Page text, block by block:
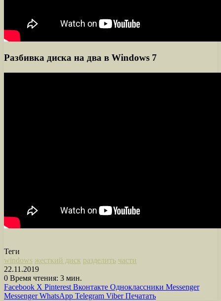
Разбивка диска на два в Windows 7
Теги
windows жесткий диск разделить части
22.11.2019
0 Время чтения: 3 мин.
Facebook X Pinterest Вконтакте Одноклассники Messenger
Messenger WhatsApp Telegram Viber Печатать